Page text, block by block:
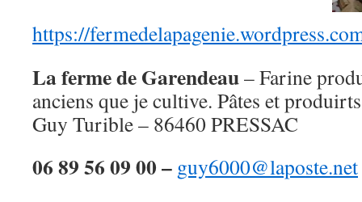
https://
La ferme de Garendeau– Farine
anciens que je cultive. Pâtes et
Guy Turible – 86460 PRESSAC
06 89 56 09 00 – guy6000@laposte.net